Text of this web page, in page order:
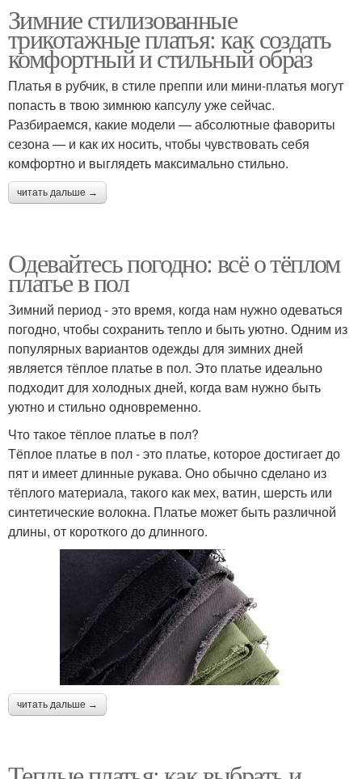
Зимние стилизованные
трикотажные платья: как создать
комфортный и стильный образ
Платья в рубчик, в стиле преппи или мини-платья могут
попасть в твою зимнюю капсулу уже сейчас.
Разбираемся, какие модели — абсолютные фавориты
сезона — и как их носить, чтобы чувствовать себя
комфортно и выглядеть максимально стильно.
читать дальше →
Одевайтесь погодно: всё о тёплом
платье в пол
Зимний период - это время, когда нам нужно одеваться
погодно, чтобы сохранить тепло и быть уютно. Одним из
популярных вариантов одежды для зимних дней
является тёплое платье в пол. Это платье идеально
подходит для холодных дней, когда вам нужно быть
уютно и стильно одновременно.
Что такое тёплое платье в пол?
Тёплое платье в пол - это платье, которое достигает до
пят и имеет длинные рукава. Оно обычно сделано из
тёплого материала, такого как мех, ватин, шерсть или
синтетические волокна. Платье может быть различной
длины, от короткого до длинного.
читать дальше →